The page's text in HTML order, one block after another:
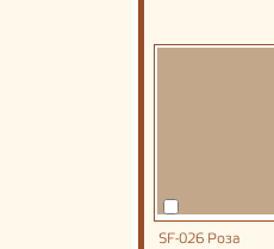
SF-026 Роза